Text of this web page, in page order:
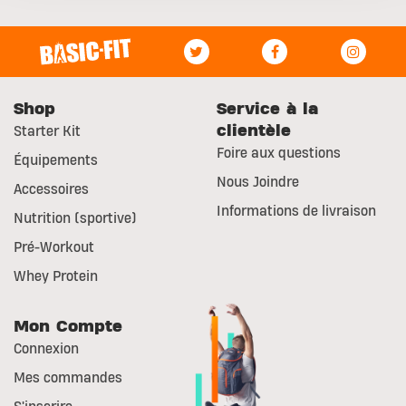
Shop
Starter Kit
Équipements
Accessoires
Nutrition (sportive)
Pré-Workout
Whey Protein
Service à la
clientèle
Foire aux questions
Nous Joindre
Informations de livraison
Mon Compte
Connexion
Mes commandes